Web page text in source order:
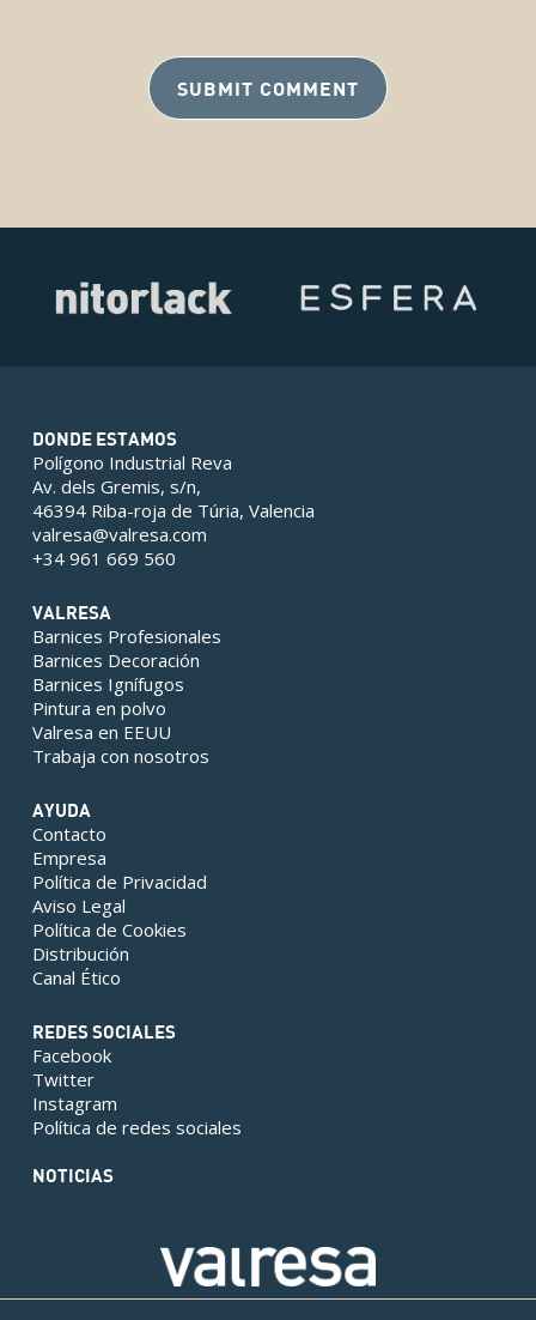
DONDE ESTAMOS
Polígono Industrial Reva
Av. dels Gremis, s/n,
46394 Riba-roja de Túria, Valencia
valresa@valresa.com
+34 961 669 560
VALRESA
Barnices Profesionales
Barnices Decoración
Barnices Ignífugos
Pintura en polvo
Valresa en EEUU
Trabaja con nosotros
AYUDA
Contacto
Empresa
Política de Privacidad
Aviso Legal
Política de Cookies
Distribución
Canal Ético
REDES SOCIALES
Facebook
Twitter
Instagram
Política de redes sociales
NOTICIAS